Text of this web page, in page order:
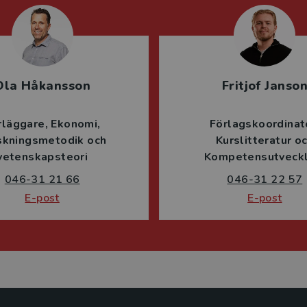
Håkansson
Ekonomi
och
046-31 21 66
E-post
Fritjof Janson
Kurslitteratur
046-31 22 57
E-post